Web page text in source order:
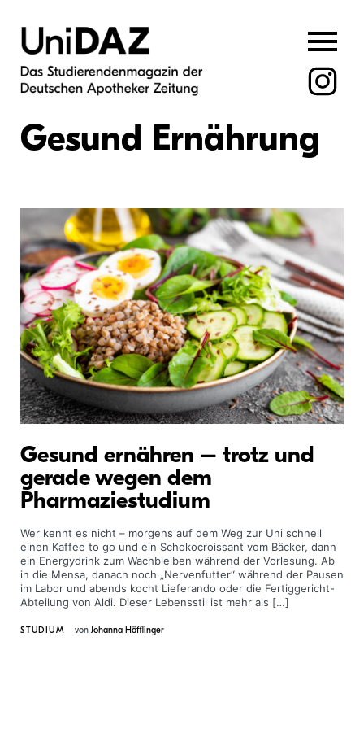
content
Gesund Ernährung
Gesund ernähren – trotz und
gerade wegen dem
Pharmaziestudium
Wer kennt es nicht – morgens auf dem Weg zur Uni schnell
einen Kaffee to go und ein Schokocroissant vom Bäcker, dann
ein Energydrink zum Wach­bleiben während der Vorlesung. Ab
in die Mensa, danach noch „Nervenfutter“ während der Pausen
im Labor und abends kocht Lieferando oder die Fertiggericht-
Abteilung von Aldi. Dieser Lebensstil ist mehr als […]
STUDIUM von Johanna Häfflinger